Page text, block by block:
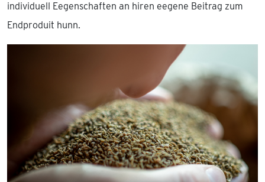
individuell Eegenschaften an hiren eegene Beitrag zum
Endproduit hunn.